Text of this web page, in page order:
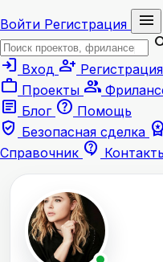
Войти Регистрация
menu
login Вход person_add Регистрация
work Проекты group
article Блог help Помощь
verified_user Безопасная сделка workspace_premium
Справочник contact_support